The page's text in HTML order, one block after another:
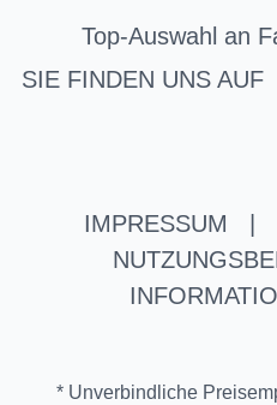
Top-Auswahl an
SIE FINDEN UNS AUF
IMPRESSUM
* Unverbindliche